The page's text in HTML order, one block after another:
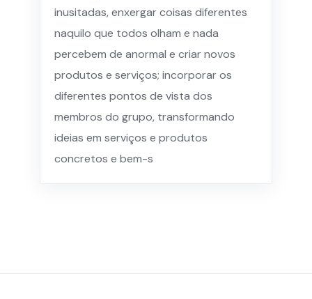
inusitadas, enxergar coisas diferentes
naquilo que todos olham e nada
percebem de anormal e criar novos
produtos e serviços; incorporar os
diferentes pontos de vista dos
membros do grupo, transformando
ideias em serviços e produtos
concretos e bem-s